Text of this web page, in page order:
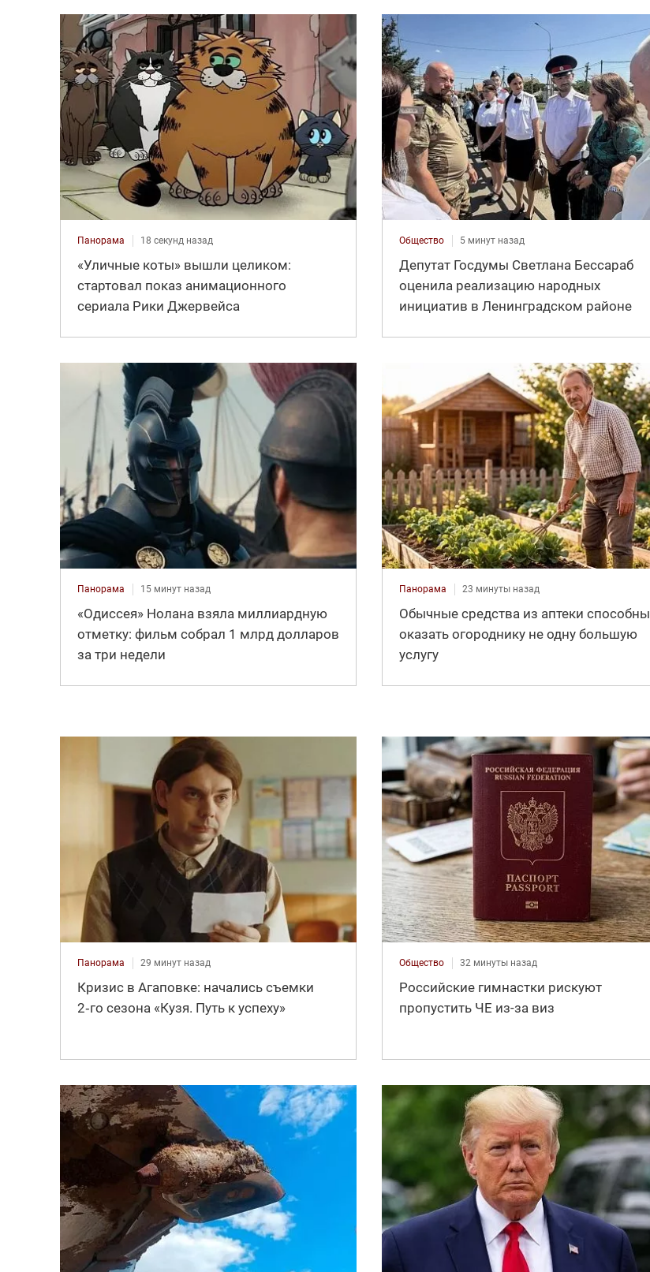
Панорама 18 секунд назад
«Уличные коты» вышли целиком:
стартовал показ анимационного
сериала Рики Джервейса
Общество 5 минут назад
Депутат Госдумы Светлана Бессараб
оценила реализацию народных
инициатив в Ленинградском районе
Панорама 15 минут назад
«Одиссея» Нолана взяла миллиардную
отметку: фильм собрал 1 млрд долларов
за три недели
Панорама 23 минуты назад
Обычные средства из аптеки способны
оказать огороднику не одну большую
услугу
Панорама 29 минут назад
Кризис в Агаповке: начались съемки
2‑го сезона «Кузя. Путь к успеху»
Общество 32 минуты назад
Российские гимнастки рискуют
пропустить ЧЕ из-за виз